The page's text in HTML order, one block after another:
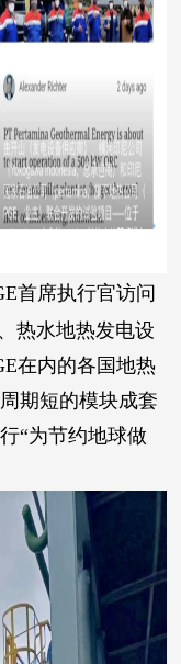
首席执行官访问
热水地热发电设
在内的各国地热
期短的模块成套
“为节约地球做